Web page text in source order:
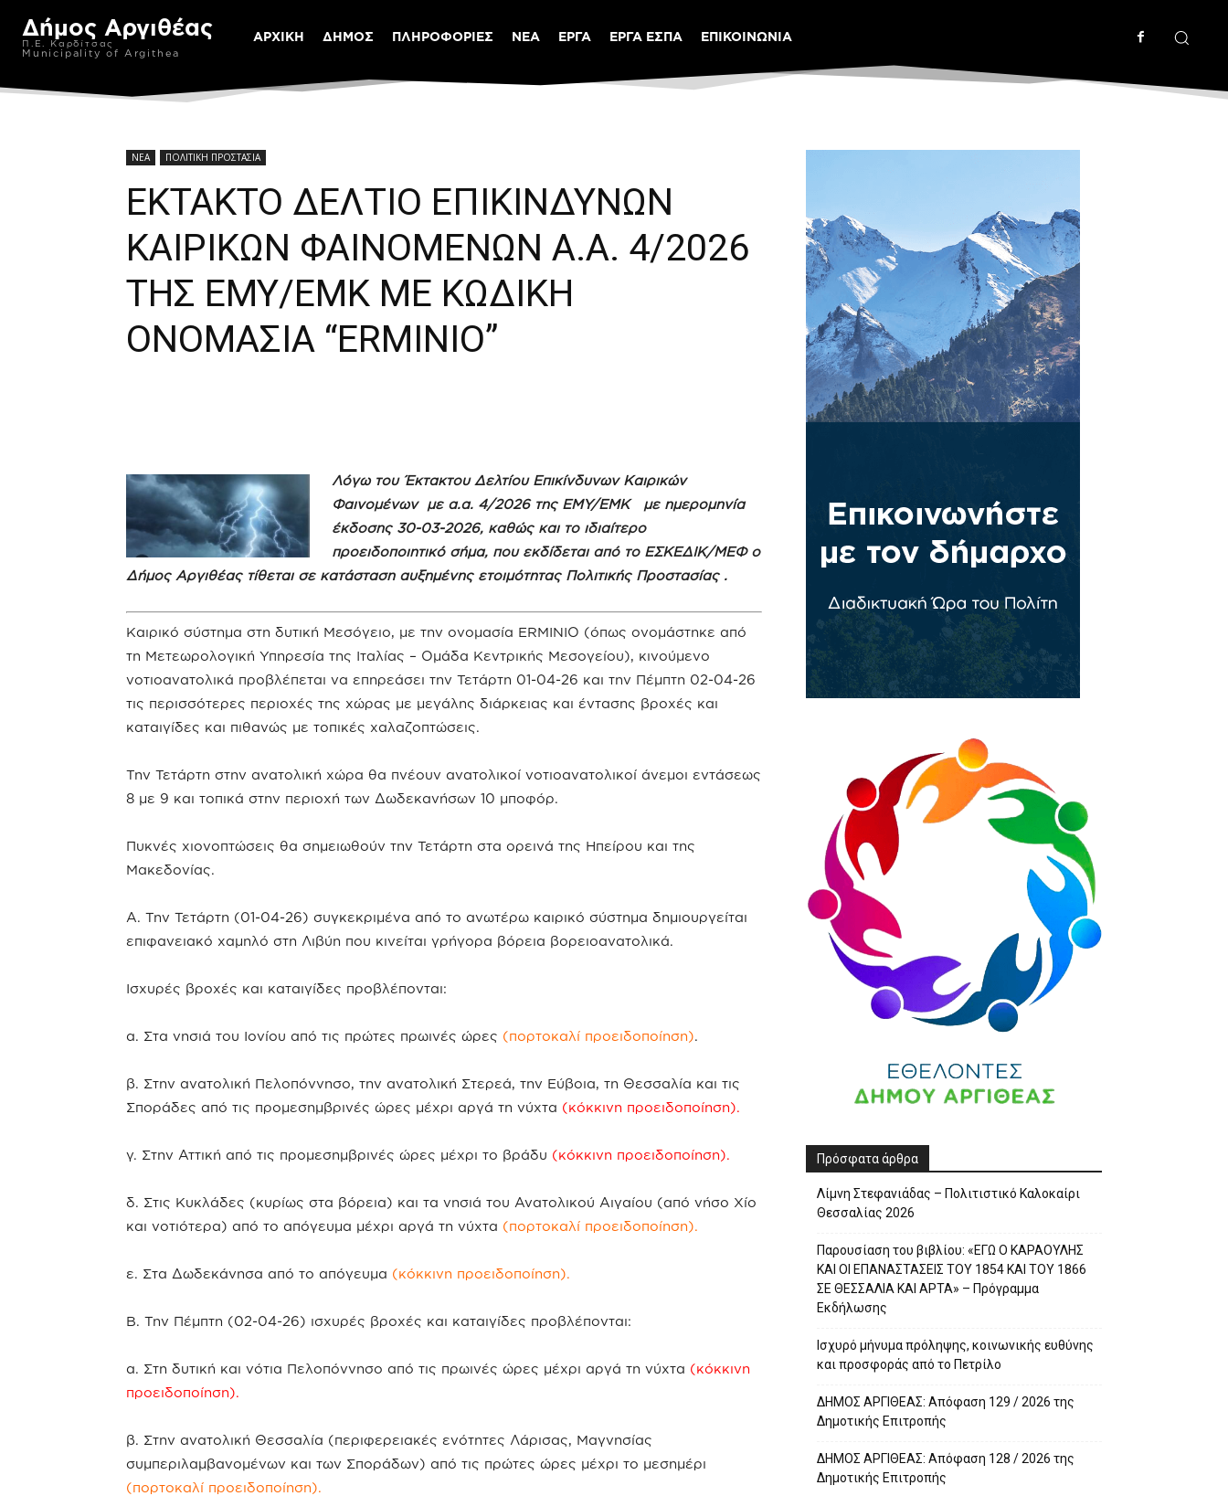
Δήμος Αργιθέας
Π.Ε. Καρδίτσας
Municipality of Argithea
ΑΡΧΙΚΗ ΔΗΜΟΣ ΠΛΗΡΟΦΟΡΙΕΣ ΝΕΑ ΕΡΓΑ ΕΡΓΑ ΕΣΠΑ ΕΠΙΚΟΙΝΩΝΙΑ
ΝΕΑ ΠΟΛΙΤΙΚΗ ΠΡΟΣΤΑΣΙΑ
ΕΚΤΑΚΤΟ ΔΕΛΤΙΟ ΕΠΙΚΙΝΔΥΝΩΝ
ΚΑΙΡΙΚΩΝ ΦΑΙΝΟΜΕΝΩΝ Α.Α. 4/2026
ΤΗΣ ΕΜΥ/ΕΜΚ ΜΕ ΚΩΔΙΚΗ
ΟΝΟΜΑΣΙΑ “ERMINIO”
Λόγω του Έκτακτου Δελτίου Επικίνδυνων Καιρικών
Φαινομένων με α.α. 4/2026 της ΕΜΥ/ΕΜΚ με ημερομηνία
έκδοσης 30-03-2026, καθώς και το ιδιαίτερο
προειδοποιητικό σήμα, που εκδίδεται από το ΕΣΚΕΔΙΚ/ΜΕΦ ο
Δήμος Αργιθέας τίθεται σε κατάσταση αυξημένης ετοιμότητας Πολιτικής Προστασίας .
Καιρικό σύστημα στη δυτική Μεσόγειο, με την ονομασία ERMINIO (όπως ονομάστηκε από
τη Μετεωρολογική Υπηρεσία της Ιταλίας – Ομάδα Κεντρικής Μεσογείου), κινούμενο
νοτιοανατολικά προβλέπεται να επηρεάσει την Τετάρτη 01-04-26 και την Πέμπτη 02-04-26
τις περισσότερες περιοχές της χώρας με μεγάλης διάρκειας και έντασης βροχές και
καταιγίδες και πιθανώς με τοπικές χαλαζοπτώσεις.
Την Τετάρτη στην ανατολική χώρα θα πνέουν ανατολικοί νοτιοανατολικοί άνεμοι εντάσεως
8 με 9 και τοπικά στην περιοχή των Δωδεκανήσων 10 μποφόρ.
Πυκνές χιονοπτώσεις θα σημειωθούν την Τετάρτη στα ορεινά της Ηπείρου και της
Μακεδονίας.
Α. Την Τετάρτη (01-04-26) συγκεκριμένα από το ανωτέρω καιρικό σύστημα δημιουργείται
επιφανειακό χαμηλό στη Λιβύη που κινείται γρήγορα βόρεια βορειοανατολικά.
Ισχυρές βροχές και καταιγίδες προβλέπονται:
α. Στα νησιά του Ιονίου από τις πρώτες πρωινές ώρες (πορτοκαλί προειδοποίηση).
β. Στην ανατολική Πελοπόννησο, την ανατολική Στερεά, την Εύβοια, τη Θεσσαλία και τις
Σποράδες από τις προμεσημβρινές ώρες μέχρι αργά τη νύχτα (κόκκινη προειδοποίηση).
γ. Στην Αττική από τις προμεσημβρινές ώρες μέχρι το βράδυ (κόκκινη προειδοποίηση).
δ. Στις Κυκλάδες (κυρίως στα βόρεια) και τα νησιά του Ανατολικού Αιγαίου (από νήσο Χίο
και νοτιότερα) από το απόγευμα μέχρι αργά τη νύχτα (πορτοκαλί προειδοποίηση).
ε. Στα Δωδεκάνησα από το απόγευμα (κόκκινη προειδοποίηση).
Β. Την Πέμπτη (02-04-26) ισχυρές βροχές και καταιγίδες προβλέπονται:
α. Στη δυτική και νότια Πελοπόννησο από τις πρωινές ώρες μέχρι αργά τη νύχτα (κόκκινη
προειδοποίηση).
β. Στην ανατολική Θεσσαλία (περιφερειακές ενότητες Λάρισας, Μαγνησίας
συμπεριλαμβανομένων και των Σποράδων) από τις πρώτες ώρες μέχρι το μεσημέρι
(πορτοκαλί προειδοποίηση).
Πρόσφατα άρθρα
Λίμνη Στεφανιάδας – Πολιτιστικό Καλοκαίρι
Θεσσαλίας 2026
Παρουσίαση του βιβλίου: «ΕΓΩ Ο ΚΑΡΑΟΥΛΗΣ
ΚΑΙ ΟΙ ΕΠΑΝΑΣΤΑΣΕΙΣ ΤΟΥ 1854 ΚΑΙ ΤΟΥ 1866
ΣΕ ΘΕΣΣΑΛΙΑ ΚΑΙ ΑΡΤΑ» – Πρόγραμμα
Εκδήλωσης
Ισχυρό μήνυμα πρόληψης, κοινωνικής ευθύνης
και προσφοράς από το Πετρίλο
ΔΗΜΟΣ ΑΡΓΙΘΕΑΣ: Απόφαση 129 / 2026 της
Δημοτικής Επιτροπής
ΔΗΜΟΣ ΑΡΓΙΘΕΑΣ: Απόφαση 128 / 2026 της
Δημοτικής Επιτροπής